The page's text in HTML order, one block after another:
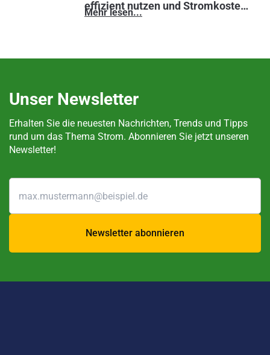
effizient nutzen und Stromkosten
senken
Mehr lesen...
Unser Newsletter
Erhalten Sie die neuesten Nachrichten, Trends und Tipps
rund um das Thema Strom. Abonnieren Sie jetzt unseren
Newsletter!
Newsletter abonnieren